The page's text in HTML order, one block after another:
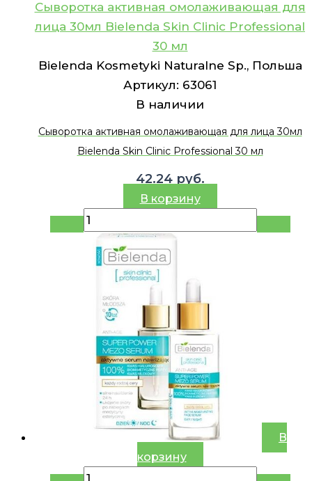
Сыворотка активная омолаживающая для
лица 30мл Bielenda Skin Clinic Professional
30 мл
Bielenda Kosmetyki Naturalne Sp., Польша
Артикул: 63061
В наличии
Сыворотка активная омолаживающая для лица 30мл
Bielenda Skin Clinic Professional 30 мл
42.24 руб.
В корзину
В
корзину